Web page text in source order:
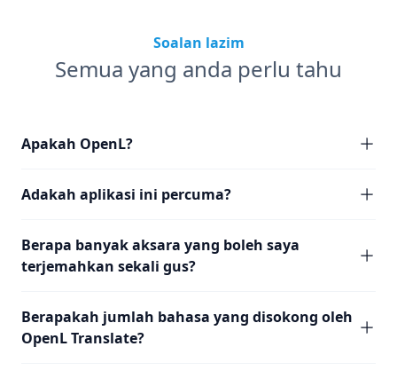
Soalan lazim
Semua yang anda perlu tahu
Apakah OpenL?
Adakah aplikasi ini percuma?
Berapa banyak aksara yang boleh saya
terjemahkan sekali gus?
Berapakah jumlah bahasa yang disokong oleh
OpenL Translate?